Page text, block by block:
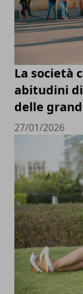
La società
abitudini
delle
27/01/2026